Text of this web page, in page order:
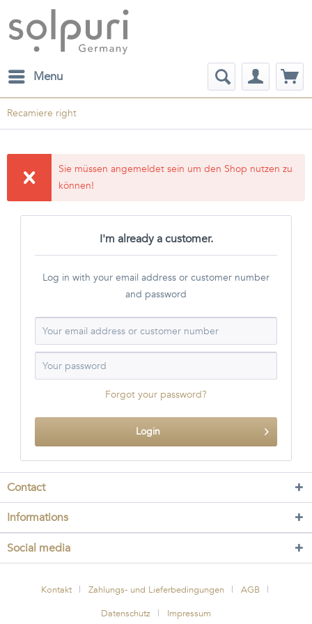
Menu
Recamiere right
Sie müssen angemeldet sein um den Shop nutzen zu
können!
I'm already a customer.
Log in with your email address or customer number
and password
Forgot your password?
Login
Contact
Informations
Social media
Kontakt Zahlungs- und Lieferbedingungen
AGB
Datenschutz
Impressum